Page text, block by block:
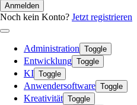
Anmelden
Noch kein Konto? Jetzt registrieren
Administration Toggle
Entwicklung Toggle
KI Toggle
Anwendersoftware Toggle
Kreativität Toggle